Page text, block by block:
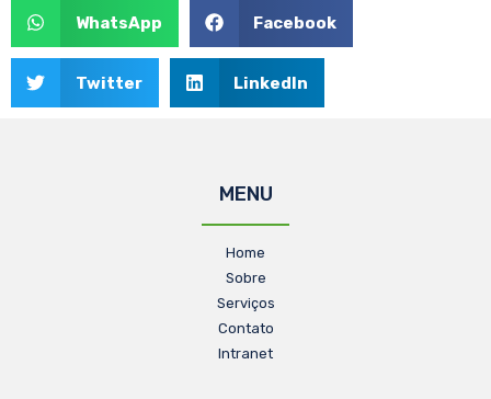
WhatsApp Facebook
Twitter LinkedIn
MENU
Home
Sobre
Serviços
Contato
Intranet